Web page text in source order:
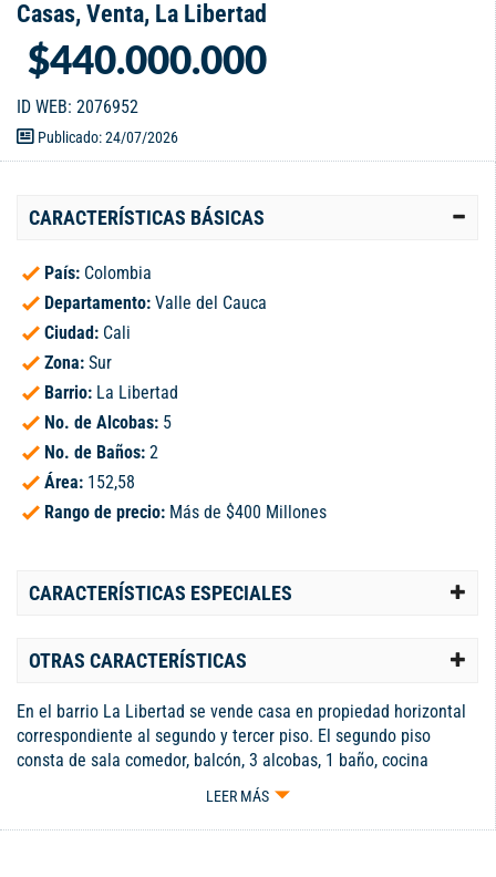
Casas, Venta, La Libertad
$440.000.000
ID WEB: 2076952
Publicado: 24/07/2026
CARACTERÍSTICAS BÁSICAS
País: Colombia
Departamento: Valle del Cauca
Ciudad: Cali
Zona: Sur
Barrio: La Libertad
No. de Alcobas: 5
No. de Baños: 2
Área: 152,58
Rango de precio: Más de $400 Millones
CARACTERÍSTICAS ESPECIALES
OTRAS CARACTERÍSTICAS
En el barrio La Libertad se vende casa en propiedad horizontal
correspondiente al segundo y tercer piso. El segundo piso
consta de sala comedor, balcón, 3 alcobas, 1 baño, cocina
tradicional enchapada, zona de oficios y patio. El tercer piso
2 baños y zona de oficios. El inmueble tiene medidas de 7.00
LEER MÁS